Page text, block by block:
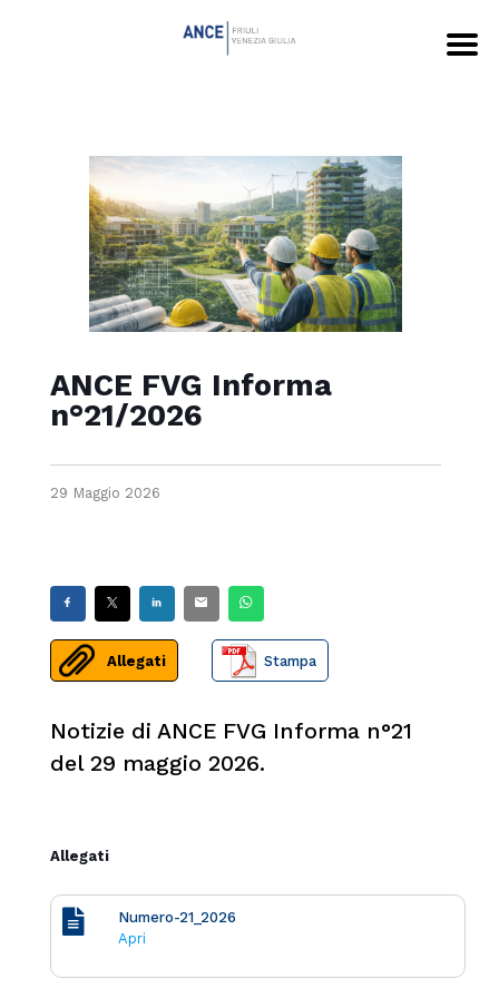
ANCE FVG Informa
n°21/2026
29 Maggio 2026
Allegati Stampa
Notizie di ANCE FVG Informa n°21
del 29 maggio 2026.
Allegati
Numero-21_2026
Apri